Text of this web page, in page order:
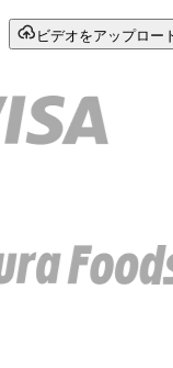
ビデオをアップロー